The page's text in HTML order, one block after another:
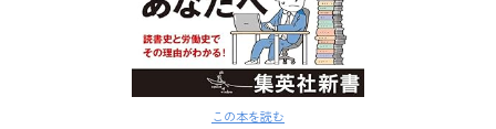
この本を読む